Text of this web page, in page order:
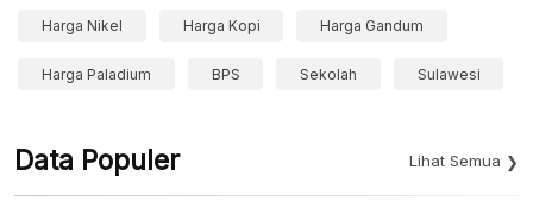
Harga Nikel Harga Kopi Harga Gandum
Harga Paladium BPS Sekolah Sulawesi
Data Populer Lihat Semua